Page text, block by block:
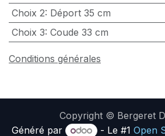
Choix 2: Déport 35 cm
Choix 3: Coude 33 cm
Conditions générales
Copyright © Bergeret
Généré par
- Le #1 Open